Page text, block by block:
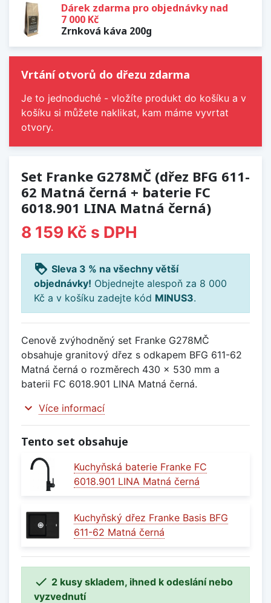
Dárek zdarma pro objednávky nad
7 000 Kč
Zrnková káva 200g
Vrtání otvorů do dřezu zdarma
Je to jednoduché - vložíte produkt do košíku a v
košíku si můžete naklikat, kam máme vyvrtat
otvory.
Set Franke G278MČ (dřez BFG 611-
62 Matná černá + baterie FC
6018.901 LINA Matná černá)
8 159 Kč s DPH
loyalty Sleva 3 % na všechny větší
objednávky! Objednejte alespoň za 8 000
Kč a v košíku zadejte kód MINUS3.
Cenově zvýhodněný set Franke G278MČ
obsahuje granitový dřez s odkapem BFG 611-62
Matná černá o rozměrech 430 x 530 mm a
baterii FC 6018.901 LINA Matná černá.
expand_more Více informací
Tento set obsahuje
Kuchyňská baterie Franke FC
6018.901 LINA Matná černá
Kuchyňský dřez Franke Basis BFG
611-62 Matná černá
 2 kusy skladem, ihned k odeslání nebo
vyzvednutí